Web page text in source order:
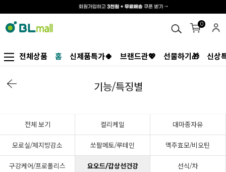
0
전체상품 홈 신제품특가🍀 브랜드관💖 선물하기🎁 신상
기능/특징별
전체 보기 컬리케일 대마종자유
모로실/체지방감소 쏘팔메토/루테인 맥주효모/비오틴
구강케어/프로폴리스 요오드/갑상선건강 선식/차